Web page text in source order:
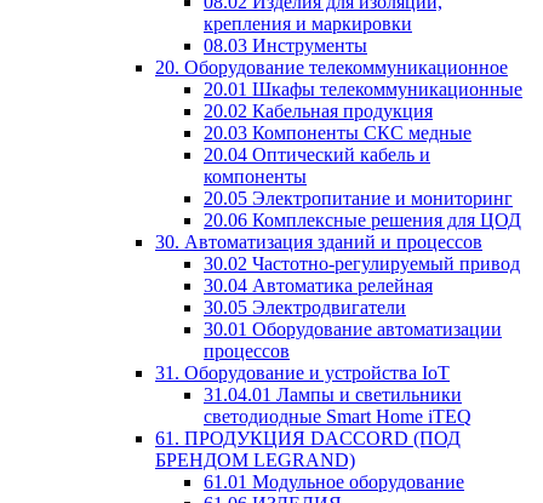
крепления и маркировки
08.03 Инструменты
20. Оборудование телекоммуникационное
20.01 Шкафы телекоммуникационные
20.02 Кабельная продукция
20.03 Компоненты СКС медные
20.04 Оптический кабель и
компоненты
20.05 Электропитание и мониторинг
20.06 Комплексные решения для ЦОД
30. Автоматизация зданий и процессов
30.02 Частотно-регулируемый привод
30.04 Автоматика релейная
30.05 Электродвигатели
30.01 Оборудование автоматизации
процессов
31. Оборудование и устройства IoT
31.04.01 Лампы и светильники
светодиодные Smart Home iTEQ
61. ПРОДУКЦИЯ DACCORD (ПОД
БРЕНДОМ LEGRAND)
61.01 Модульное оборудование